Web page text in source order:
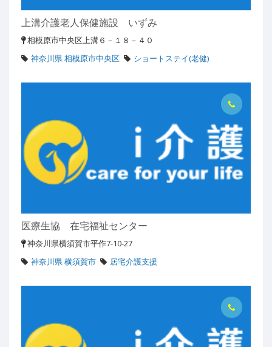
上溝介護老人保健施設 いずみ
相模原市中央区上溝６－１８－４０
神奈川県 相模原市中央区
ショートステイ(老健)
医療生協 在宅福祉センター
神奈川県横須賀市平作7-10-27
神奈川県 横須賀市
居宅介護支援